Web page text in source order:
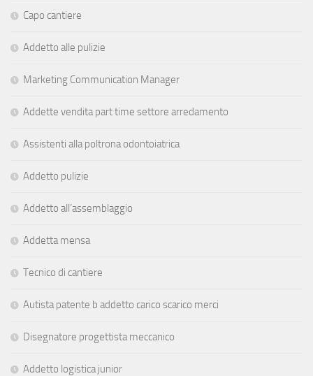
Capo cantiere
Addetto alle pulizie
Marketing Communication Manager
Addette vendita part time settore arredamento
Assistenti alla poltrona odontoiatrica
Addetto pulizie
Addetto all’assemblaggio
Addetta mensa
Tecnico di cantiere
Autista patente b addetto carico scarico merci
Disegnatore progettista meccanico
Addetto logistica junior